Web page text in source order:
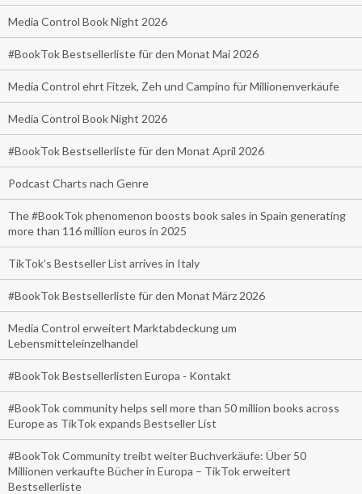
Media Control Book Night 2026
#BookTok Bestsellerliste für den Monat Mai 2026
Media Control ehrt Fitzek, Zeh und Campino für Millionenverkäufe
Media Control Book Night 2026
#BookTok Bestsellerliste für den Monat April 2026
Podcast Charts nach Genre
The #BookTok phenomenon boosts book sales in Spain generating
more than 116 million euros in 2025
TikTok’s Bestseller List arrives in Italy
#BookTok Bestsellerliste für den Monat März 2026
Media Control erweitert Marktabdeckung um
Lebensmitteleinzelhandel
#BookTok Bestsellerlisten Europa - Kontakt
#BookTok community helps sell more than 50 million books across
Europe as TikTok expands Bestseller List
#BookTok Community treibt weiter Buchverkäufe: Über 50
Millionen verkaufte Bücher in Europa – TikTok erweitert
Bestsellerliste